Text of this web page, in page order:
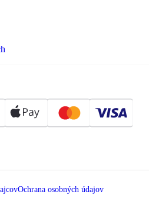
Ochrana osobných údajov